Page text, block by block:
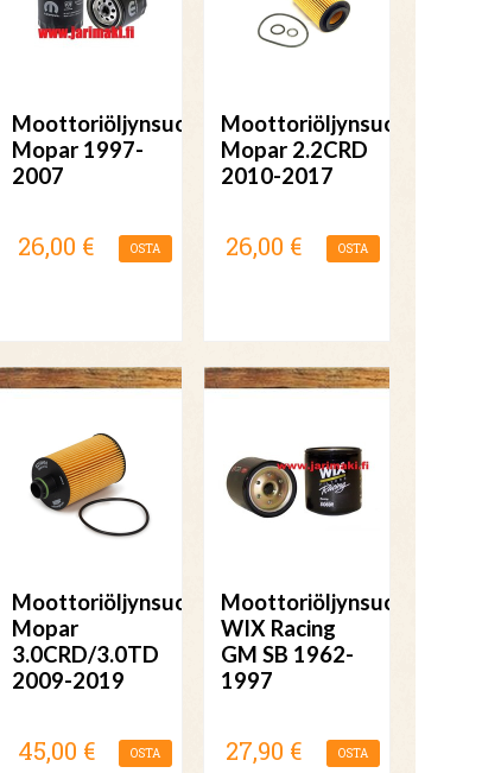
Moottoriöljynsuodatin
Mopar 1997-
2007
26,00 € OSTA
Moottoriöljynsuodatin
Mopar 2.2CRD
2010-2017
26,00 € OSTA
Moottoriöljynsuodatin
Mopar
3.0CRD/3.0TD
2009-2019
45,00 € OSTA
Moottoriöljynsuodatin
WIX Racing
GM SB 1962-
1997
27,90 € OSTA